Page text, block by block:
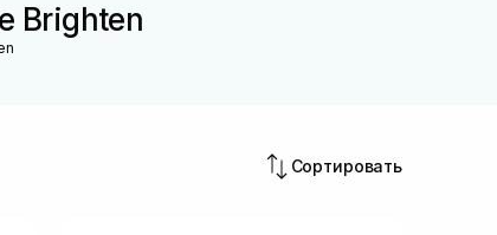
Brighten
Сортировать